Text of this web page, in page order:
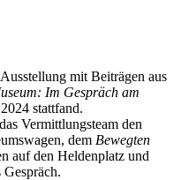
mit Beiträgen aus
Im Gespräch am
stattfand.
Vermittlungsteam den
dem Bewegten
auf den Heldenplatz und